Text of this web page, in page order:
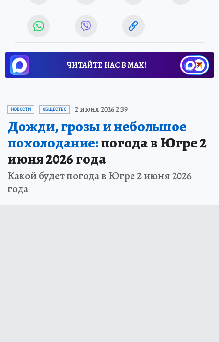
ЧИТАЙТЕ НАС В МАХ!
НОВОСТИ ОБЩЕСТВО 2 июня 2026 2:39
Дожди, грозы и небольшое
похолодание:погода в Югре 2
июня 2026 года
Какой будет погода в Югре 2 июня 2026
года